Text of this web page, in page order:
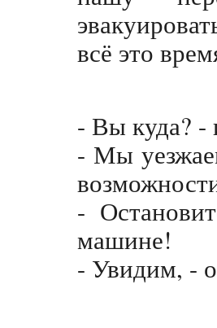
всё это
- Вы куда? -
- Мы
-
машине!
- Увидим, -